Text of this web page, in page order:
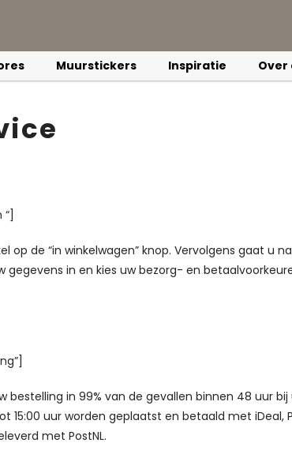
Muurstickers Inspiratie Over
op de “in winkelwagen” knop. Vervolgens gaat u
gegevens in en kies uw bezorg- en
bestelling in 99% van de gevallen binnen 48 uur
15:00 uur worden geplaatst en betaald met iDeal,
met PostNL.